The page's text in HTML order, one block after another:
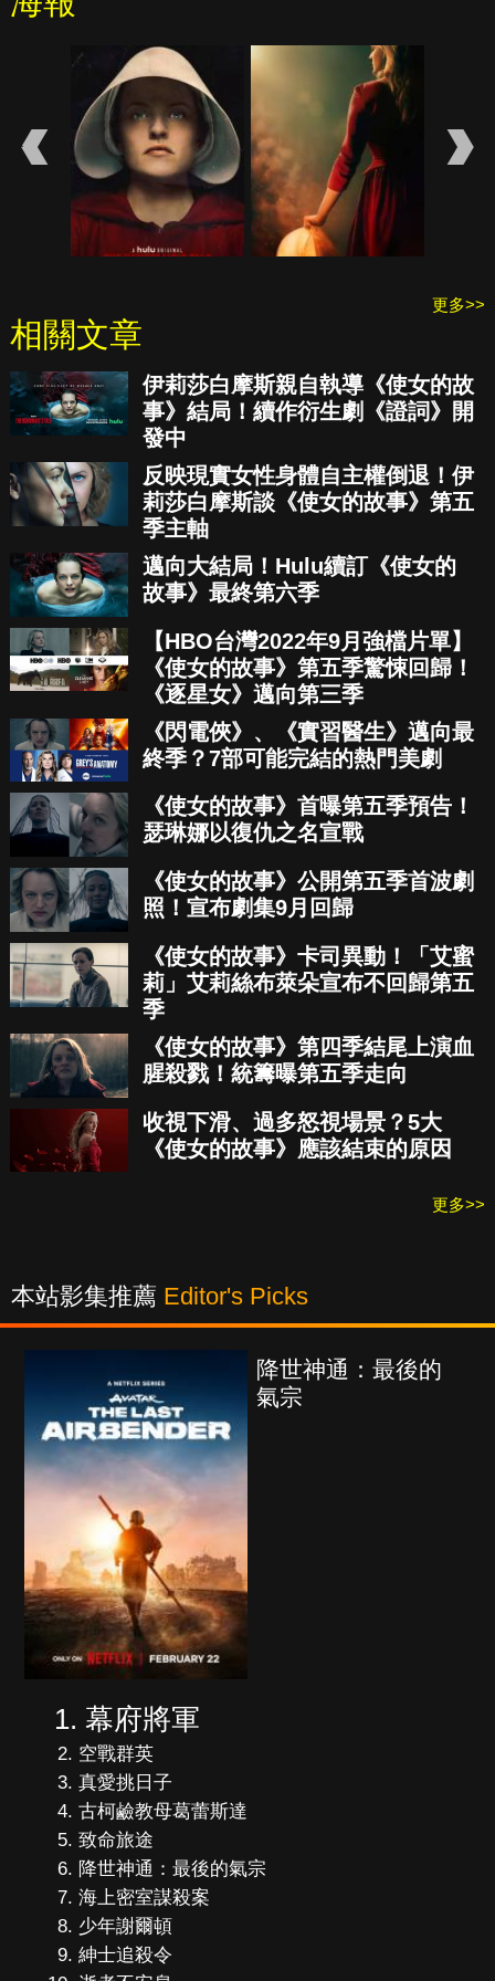
更多>>
相關文章
伊莉莎白摩斯親自執導《使女的故
事》結局！續作衍生劇《證詞》開
發中
反映現實女性身體自主權倒退！伊
莉莎白摩斯談《使女的故事》第五
季主軸
邁向大結局！Hulu續訂《使女的
故事》最終第六季
【HBO台灣2022年9月強檔片單】
《使女的故事》第五季驚悚回歸！
《逐星女》邁向第三季
《閃電俠》、《實習醫生》邁向最
終季？7部可能完結的熱門美劇
《使女的故事》首曝第五季預告！
瑟琳娜以復仇之名宣戰
《使女的故事》公開第五季首波劇
照！宣布劇集9月回歸
《使女的故事》卡司異動！「艾蜜
莉」艾莉絲布萊朵宣布不回歸第五
季
《使女的故事》第四季結尾上演血
腥殺戮！統籌曝第五季走向
收視下滑、過多怒視場景？5大
《使女的故事》應該結束的原因
更多>>
本站影集推薦 Editor's Picks
海上
幕府將軍
空戰群英
真愛挑日子
古柯鹼教母葛蕾斯達
致命旅途
降世神通：最後的氣宗
海上密室謀殺案
少年謝爾頓
紳士追殺令